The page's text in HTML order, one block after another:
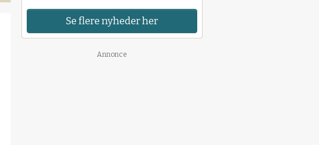
Se flere nyheder her
Annonce